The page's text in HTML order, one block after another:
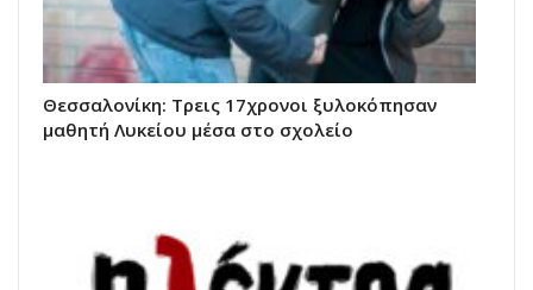
Θεσσαλονίκη: Τρεις 17χρονοι ξυλοκόπησαν
μαθητή Λυκείου μέσα στο σχολείο